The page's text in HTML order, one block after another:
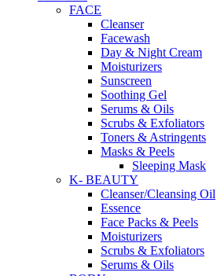
FACE
Cleanser
Facewash
Day & Night Cream
Moisturizers
Sunscreen
Soothing Gel
Serums & Oils
Scrubs & Exfoliators
Toners & Astringents
Masks & Peels
Sleeping Mask
K- BEAUTY
Cleanser/Cleansing Oil
Essence
Face Packs & Peels
Moisturizers
Scrubs & Exfoliators
Serums & Oils